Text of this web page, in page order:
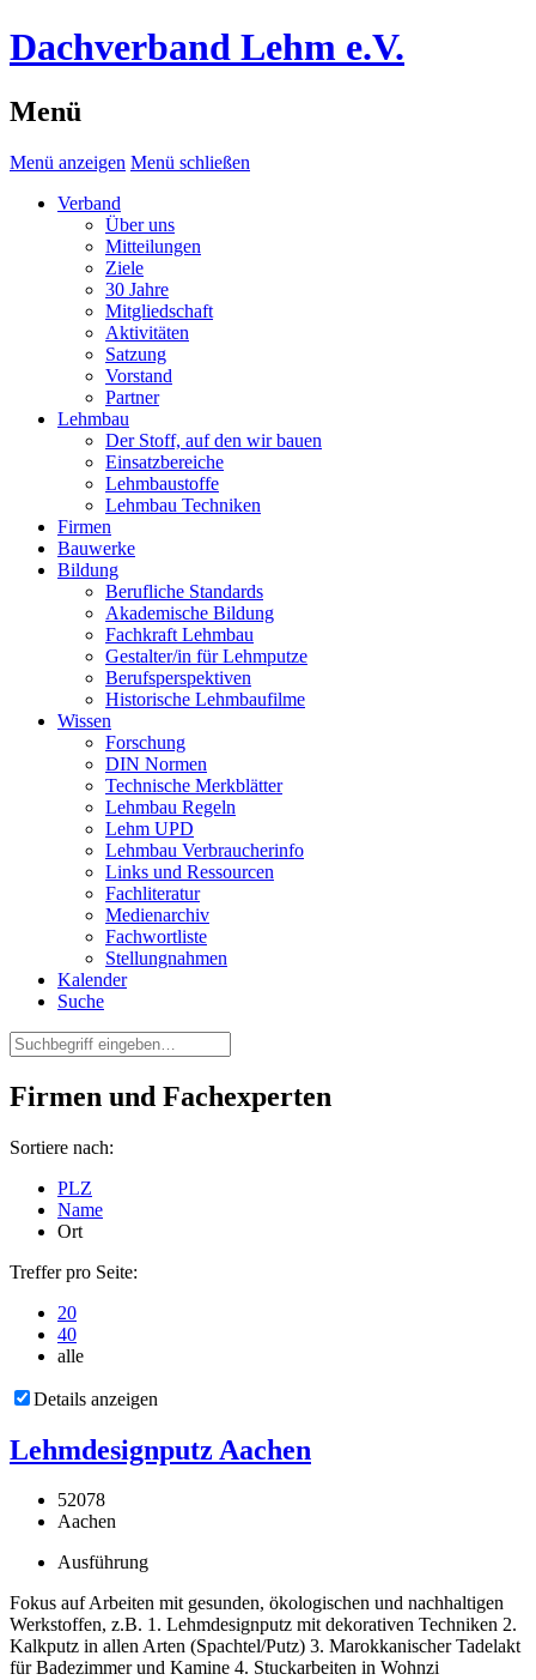
Dachverband Lehm e.V.
Menü
Menü anzeigen Menü schließen
Verband
Über uns
Mitteilungen
Ziele
30 Jahre
Mitgliedschaft
Aktivitäten
Satzung
Vorstand
Partner
Lehmbau
Der Stoff, auf den wir bauen
Einsatzbereiche
Lehmbaustoffe
Lehmbau Techniken
Firmen
Bauwerke
Bildung
Berufliche Standards
Akademische Bildung
Fachkraft Lehmbau
Gestalter/in für Lehmputze
Berufsperspektiven
Historische Lehmbaufilme
Wissen
Forschung
DIN Normen
Technische Merkblätter
Lehmbau Regeln
Lehm UPD
Lehmbau Verbraucherinfo
Links und Ressourcen
Fachliteratur
Medienarchiv
Fachwortliste
Stellungnahmen
Kalender
Suche
Firmen und Fachexperten
Sortiere nach:
PLZ
Name
Ort
Treffer pro Seite:
20
40
alle
Details anzeigen
Lehmdesignputz Aachen
52078
Aachen
Ausführung
Fokus auf Arbeiten mit gesunden, ökologischen und nachhaltigen
Werkstoffen, z.B. 1. Lehmdesignputz mit dekorativen Techniken 2.
Kalkputz in allen Arten (Spachtel/Putz) 3. Marokkanischer Tadelakt
für Badezimmer und Kamine 4. Stuckarbeiten in Wohnzi